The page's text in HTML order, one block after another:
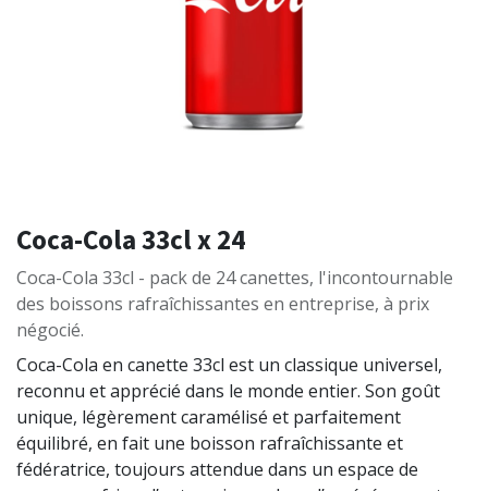
Coca-Cola 33cl x 24
Coca-Cola 33cl - pack de 24 canettes, l'incontournable
des boissons rafraîchissantes en entreprise, à prix
négocié.
Coca-Cola en canette 33cl est un classique universel,
reconnu et apprécié dans le monde entier. Son goût
unique, légèrement caramélisé et parfaitement
équilibré, en fait une boisson rafraîchissante et
fédératrice, toujours attendue dans un espace de